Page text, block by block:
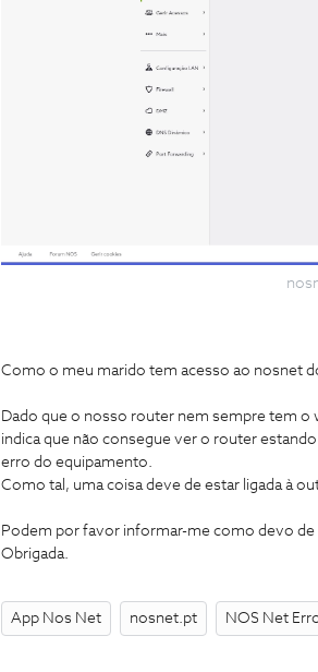
Como o meu marido tem acesso ao nosnet
Dado que o nosso router nem sempre tem o
indica que não consegue ver o router
erro do equipamento.
Como tal, uma coisa deve de estar ligada à
Podem por favor informar-me como devo de
Obrigada.
App Nos Net nosnet.pt NOS Net